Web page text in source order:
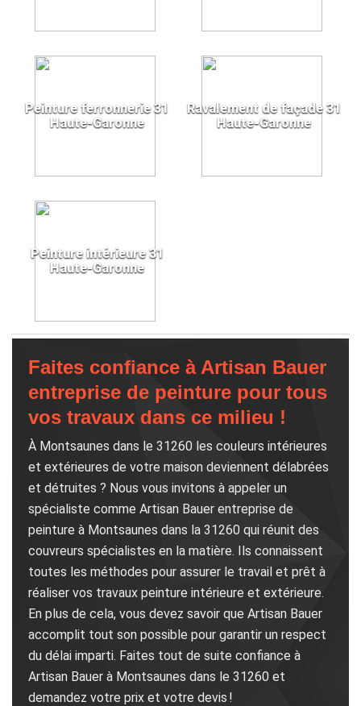
Peinture ferronnerie 31
Haute-Garonne
Ravalement de façade 31
Haute-Garonne
Peinture intérieure 31
Haute-Garonne
Faites confiance à Artisan Bauer
entreprise de peinture pour tous
vos travaux dans ce milieu !
À Montsaunes dans le 31260 les couleurs intérieures
et extérieures de votre maison deviennent délabrées
et détruites ? Nous vous invitons à appeler un
spécialiste comme Artisan Bauer entreprise de
peinture à Montsaunes dans la 31260 qui réunit des
couvreurs spécialistes en la matière. Ils connaissent
toutes les méthodes pour assurer le travail et prêt à
réaliser vos travaux peinture intérieure et extérieure.
En plus de cela, vous devez savoir que Artisan Bauer
accomplit tout son possible pour garantir un respect
du délai imparti. Faites tout de suite confiance à
Artisan Bauer à Montsaunes dans le 31260 et
demandez votre prix et votre devis !